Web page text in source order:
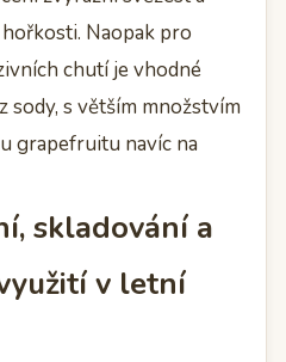
Naopak pro
chutí je vhodné
sody, s větším množstvím
grapefruitu navíc na
skladování a
v letní